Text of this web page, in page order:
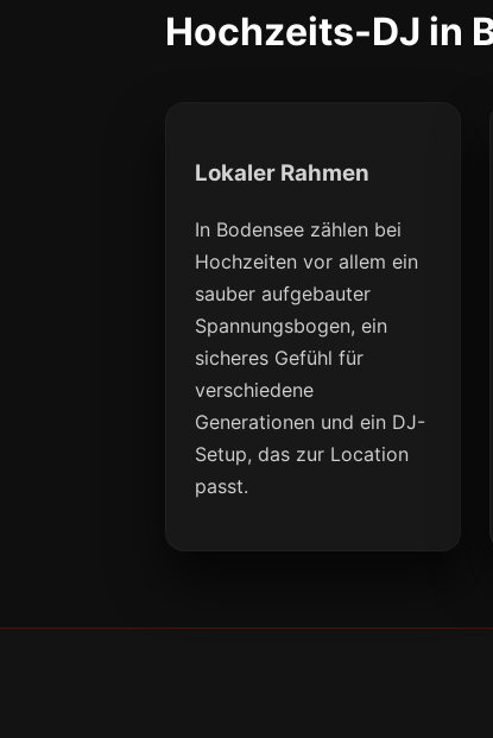
Hochzeits-DJ in
Lokaler Rahmen
In Bodensee zählen bei
Hochzeiten vor allem ein
sauber aufgebauter
Spannungsbogen, ein
sicheres Gefühl für
verschiedene
Generationen und ein DJ-
Setup, das zur Location
passt.